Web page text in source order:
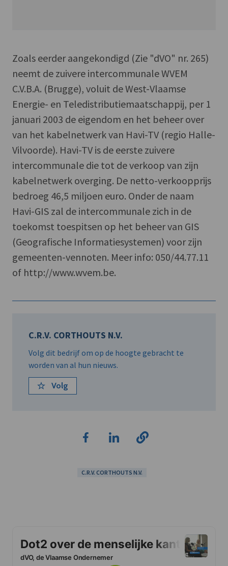
Zoals eerder aangekondigd (Zie "dVO" nr. 265)
neemt de zuivere intercommunale WVEM
C.V.B.A. (Brugge), voluit de West-Vlaamse
Energie- en Teledistributiemaatschappij, per 1
januari 2003 de eigendom en het beheer over
van het kabelnetwerk van Havi-TV (regio Halle-
Vilvoorde). Havi-TV is de eerste zuivere
intercommunale die tot de verkoop van zijn
kabelnetwerk overging. De netto-verkoopprijs
bedroeg 46,5 miljoen euro. Onder de naam
Havi-GIS zal de intercommunale zich in de
toekomst toespitsen op het beheer van GIS
(Geografische Informatiesystemen) voor zijn
gemeenten-vennoten. Meer info: 050/44.77.11
of http://www.wvem.be.
C.R.V. CORTHOUTS N.V.
Volg dit bedrijf om op de hoogte gebracht te
worden van al hun nieuws.
Volg
C.R.V. CORTHOUTS N.V.